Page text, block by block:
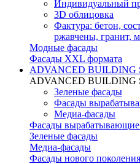
Индивидуальный
3D облицовка
Фактура: бетон,
ржавчены, гранит,
Модные фасады
Фасады XXL формата
ADVANCED BUILDING
ADVANCED BUILDING
Зеленые фасады
Фасады
Медиа-фасады
Фасады вырабатывающие
Зеленые фасады
Медиа-фасады
Фасады нового